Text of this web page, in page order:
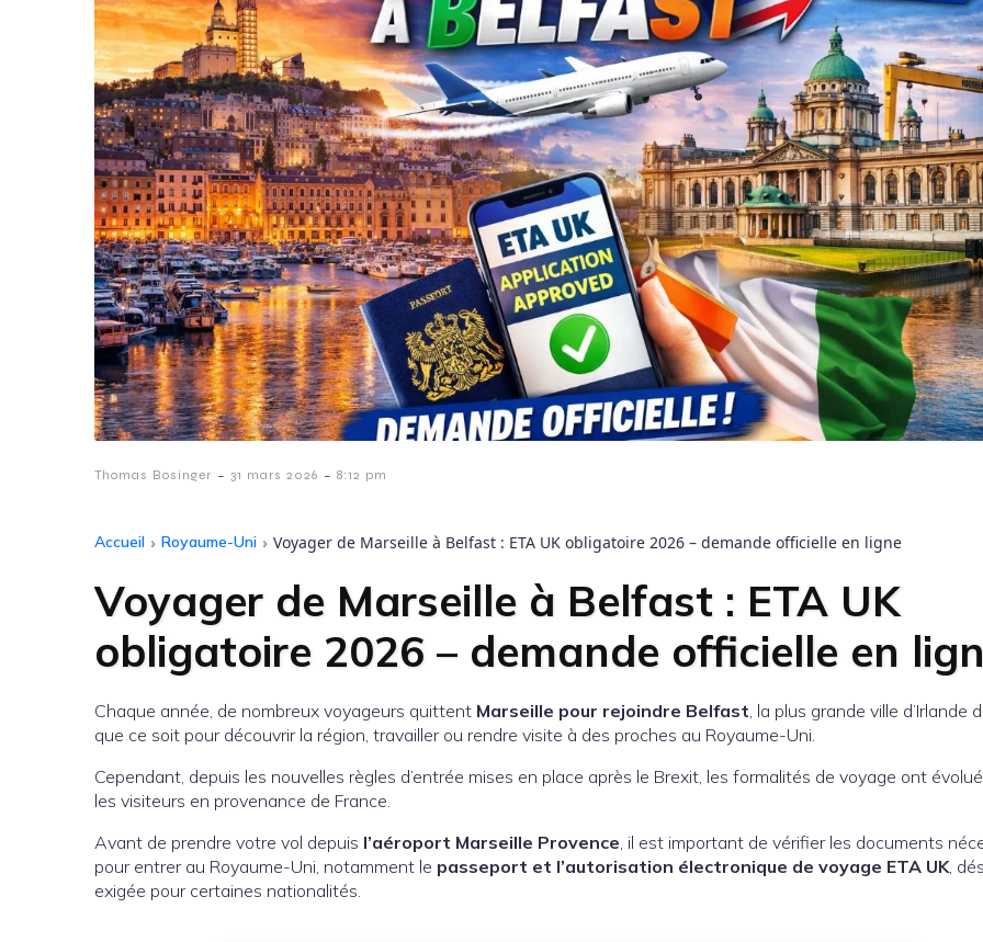
Thomas Bosinger - 31 mars 2026 - 8:12 pm
Accueil › Royaume-Uni › Voyager de Marseille à Belfast : ETA UK obligatoire 2026 – demande officielle en ligne
Voyager de Marseille à Belfast : ETA UK
obligatoire 2026 – demande officielle en
Chaque année, de nombreux voyageurs quittent Marseille pour rejoindre Belfast, la plus grande ville d’Irlande
que ce soit pour découvrir la région, travailler ou rendre visite à des proches au Royaume-Uni.
Cependant, depuis les nouvelles règles d’entrée mises en place après le Brexit, les formalités de voyage ont
les visiteurs en provenance de France.
Avant de prendre votre vol depuis l’aéroport Marseille Provence, il est important de vérifier les documents
pour entrer au Royaume-Uni, notamment le passeport et l’autorisation électronique de voyage ETA UK,
exigée pour certaines nationalités.